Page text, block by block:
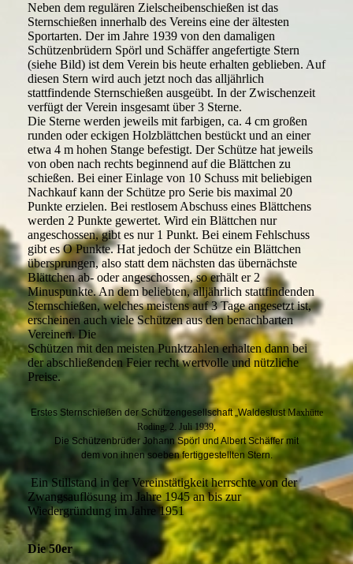
Neben dem regulären Zielscheibenschießen ist das
Sternschießen innerhalb des Vereins eine der ältesten
Sportarten. Der im Jahre 1939 von den damaligen
Schützenbrüdern Spörl und Schäffer angefertigte Stern
(siehe Bild) ist dem Verein bis heute erhalten geblieben. Auf
diesen Stern wird auch jetzt noch das alljährlich
stattfindende Sternschießen ausgeübt. In der Zwischenzeit
verfügt der Verein insgesamt über 3 Sterne.
Die Sterne werden jeweils mit farbigen, ca. 4 cm großen
runden oder eckigen Holzblättchen bestückt und an einer
etwa 4 m hohen Stange befestigt. Der Schütze hat jeweils
von oben nach rechts beginnend auf die Blättchen zu
schießen. Bei einer Einlage von 10 Schuss mit beliebigen
Nachkauf kann der Schütze pro Serie bis maximal 20
Punkte erzielen. Bei restlosem Abschuss eines Blättchens
werden 2 Punkte gewertet. Wird ein Blättchen nur
angeschossen, gibt es nur 1 Punkt. Bei einem Fehlschuss
gibt es O Punkte. Hat jedoch der Schütze ein Blättchen
übersprungen, also statt dem nächsten das übernächste
Blättchen ab- oder angeschossen, so erhält er 2
Minuspunkte. An dem beliebten, alljährlich stattfindenden
Sternschießen, welches meistens auf 3 Tage angesetzt ist,
erscheinen auch viele Schützen aus den benachbarten
Vereinen. Die
Schützen mit den meisten Punktzahlen erhalten dann bei
der abschließenden Feier recht wertvolle und nützliche
Preise.
Erstes Sternschießen der Schützengesellschaft „WaldeslustMaxhütte
Roding, 2. Juli 1939,
Die Schützenbrüder Johann Spörl und Albert Schäffer mit
dem von ihnen soeben fertiggestellten Stern.
Ein Stillstand in der Vereinstätigkeit herrschte von der
Zwangsauflösung im Jahre 1945 an bis zur
Wiedergründung im Jahre 1951
Die 50er